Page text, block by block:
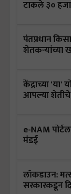
टाकले ३०
पंतप्रधान किसान योजना :
शेतकऱ्यांच्या
केंद्राच्या 'या'
आपल्या शेतीचे
e-NAM पोर्टलमध्ये
मंडई
लॉकडाउन: मत्स्य शेती - मासेमारी करणाऱ्यांना
सरकारकडून